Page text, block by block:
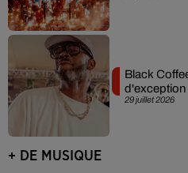
29 juillet 2026
Black
d'exception
+ DE MUSIQUE